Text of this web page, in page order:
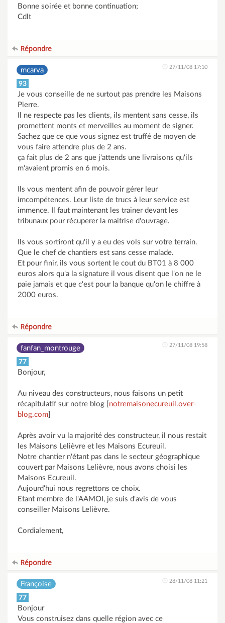
Bonne soirée et bonne continuation;
Cdlt
Répondre
mcarva 27/11/08 17:10
93
Je vous conseille de ne surtout pas prendre les Maisons
Pierre.
Il ne respecte pas les clients, ils mentent sans cesse, ils
promettent monts et merveilles au moment de signer.
Sachez que ce que vous signez est truffé de moyen de
vous faire attendre plus de 2 ans.
ça fait plus de 2 ans que j'attends une livraisons qu'ils
m'avaient promis en 6 mois.
Ils vous mentent afin de pouvoir gérer leur
imcompétences. Leur liste de trucs à leur service est
immence. Il faut maintenant les trainer devant les
tribunaux pour récuperer la maitrise d'ouvrage.
Ils vous sortiront qu'il y a eu des vols sur votre terrain.
Que le chef de chantiers est sans cesse malade.
Et pour finir, ils vous sortent le cout du BT01 à 8 000
euros alors qu'a la signature il vous disent que l'on ne le
paie jamais et que c'est pour la banque qu'on le chiffre à
2000 euros.
Répondre
fanfan_montrouge 27/11/08 19:58
77
Bonjour,
Au niveau des constructeurs, nous faisons un petit
récapitulatif sur notre blog [ notremaisonecureuil.over-
blog.com
Après avoir vu la majorité des constructeur, il nous restait
les Maisons Lelièvre et les Maisons Ecureuil.
Notre chantier n'étant pas dans le secteur géographique
couvert par Maisons Lelièvre, nous avons choisi les
Maisons Ecureuil.
Aujourd'hui nous regrettons ce choix.
Etant membre de l'AAMOI, je suis d'avis de vous
conseiller Maisons Lelièvre.
Cordialement,
Répondre
Françoise 28/11/08 11:21
77
Bonjour
Vous construisez dans quelle région avec ce